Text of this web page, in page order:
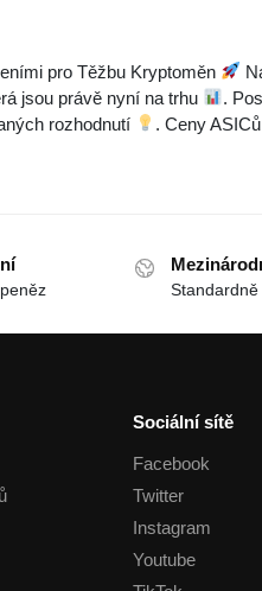
pro Těžbu Kryptoměn
jsou právě nyní na trhu
.
rozhodnutí
. Ceny
Sociální sítě
Facebook
Twitter
Instagram
Youtube